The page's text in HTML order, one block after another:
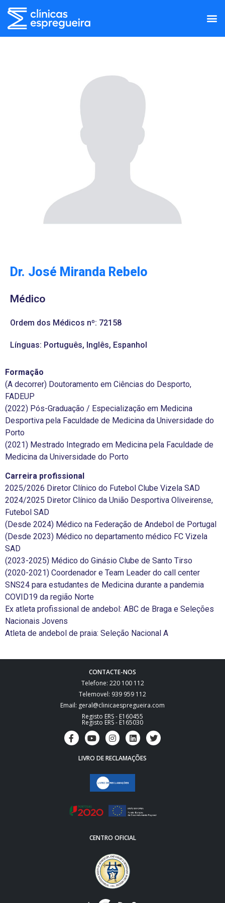
Dr. José Miranda Rebelo
Médico
Ordem dos Médicos nº: 72158
Línguas: Português, Inglês, Espanhol
Formação
(A decorrer) Doutoramento em Ciências do Desporto,
FADEUP
(2022) Pós-Graduação / Especialização em Medicina
Desportiva pela Faculdade de Medicina da Universidade do
Porto
(2021) Mestrado Integrado em Medicina pela Faculdade de
Medicina da Universidade do Porto
Carreira profissional
2025/2026 Diretor Clínico do Futebol Clube Vizela SAD
2024/2025 Diretor Clínico da União Desportiva Oliveirense,
Futebol SAD
(Desde 2024) Médico na Federação de Andebol de Portugal
(Desde 2023) Médico no departamento médico FC Vizela
SAD
(2023-2025) Médico do Ginásio Clube de Santo Tirso
(2020-2021) Coordenador e Team Leader do call center
SNS24 para estudantes de Medicina durante a pandemia
COVID19 da região Norte
Ex atleta profissional de andebol: ABC de Braga e Seleções
Nacionais Jovens
Atleta de andebol de praia: Seleção Nacional A
CONTACTE-NOS
Telefone: 220 100 112
Telemovel: 939 959 112
Email: geral@clinicaespregueira.com
Registo ERS - E160455
Registo ERS - E165030
LIVRO DE RECLAMAÇÕES
CENTRO OFICIAL